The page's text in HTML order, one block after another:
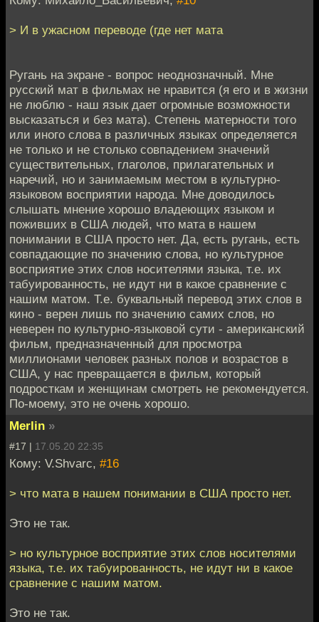
> И в ужасном переводе (где нет мата
Ругань на экране - вопрос неоднозначный. Мне
русский мат в фильмах не нравится (я его и в жизни
не люблю - наш язык дает огромные возможности
высказаться и без мата). Степень матерности того
или иного слова в различных языках определяется
не только и не столько совпадением значений
существительных, глаголов, прилагательных и
наречий, но и занимаемым местом в культурно-
языковом восприятии народа. Мне доводилось
слышать мнение хорошо владеющих языком и
поживших в США людей, что мата в нашем
понимании в США просто нет. Да, есть ругань, есть
совпадающие по значению слова, но культурное
восприятие этих слов носителями языка, т.е. их
табуированность, не идут ни в какое сравнение с
нашим матом. Т.е. буквальный перевод этих слов в
кино - верен лишь по значению самих слов, но
неверен по культурно-языковой сути - американский
фильм, предназначенный для просмотра
миллионами человек разных полов и возрастов в
США, у нас превращается в фильм, который
подросткам и женщинам смотреть не рекомендуется.
По-моему, это не очень хорошо.
Merlin »
#17 | 17.05.20 22:35
Кому: V.Shvarc, #16
> что мата в нашем понимании в США просто нет.
Это не так.
> но культурное восприятие этих слов носителями
языка, т.е. их табуированность, не идут ни в какое
сравнение с нашим матом.
Это не так.